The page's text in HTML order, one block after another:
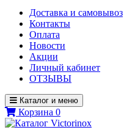
Доставка и самовывоз
Контакты
Оплата
Новости
Акции
Личный кабинет
ОТЗЫВЫ
Каталог и меню
Корзина 0